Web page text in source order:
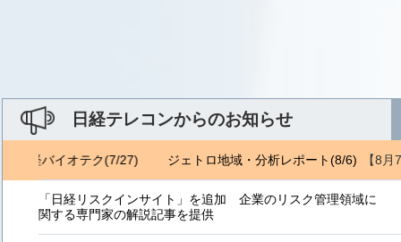
日経テレコンからのお知らせ
【8
日経バイオテク(7/27) ジェトロ地域・分析レポート(8/6) 日経
「日経リスクインサイト」を追加 企業のリスク管理領域に
関する専門家の解説記事を提供